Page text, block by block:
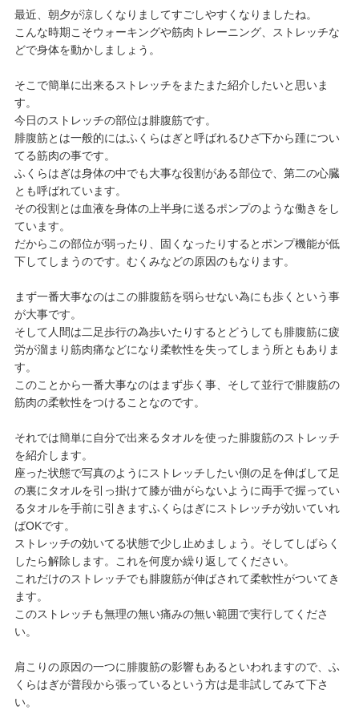
最近、朝夕が涼しくなりましてすごしやすくなりましたね。
こんな時期こそウォーキングや筋肉トレーニング、ストレッチな
どで身体を動かしましょう。
そこで簡単に出来るストレッチをまたまた紹介したいと思いま
す。
今日のストレッチの部位は腓腹筋です。
腓腹筋とは一般的にはふくらはぎと呼ばれるひざ下から踵につい
てる筋肉の事です。
ふくらはぎは身体の中でも大事な役割がある部位で、第二の心臓
とも呼ばれています。
その役割とは血液を身体の上半身に送るポンプのような働きをし
ています。
だからこの部位が弱ったり、固くなったりするとポンプ機能が低
下してしまうのです。むくみなどの原因のもなります。
まず一番大事なのはこの腓腹筋を弱らせない為にも歩くという事
が大事です。
そして人間は二足歩行の為歩いたりするとどうしても腓腹筋に疲
労が溜まり筋肉痛などになり柔軟性を失ってしまう所ともありま
す。
このことから一番大事なのはまず歩く事、そして並行で腓腹筋の
筋肉の柔軟性をつけることなのです。
それでは簡単に自分で出来るタオルを使った腓腹筋のストレッチ
を紹介します。
座った状態で写真のようにストレッチしたい側の足を伸ばして足
の裏にタオルを引っ掛けて膝が曲がらないように両手で握ってい
るタオルを手前に引きますふくらはぎにストレッチが効いていれ
ばOKです。
ストレッチの効いてる状態で少し止めましょう。そしてしばらく
したら解除します。これを何度か繰り返してください。
これだけのストレッチでも腓腹筋が伸ばされて柔軟性がついてき
ます。
このストレッチも無理の無い痛みの無い範囲で実行してくださ
い。
肩こりの原因の一つに腓腹筋の影響もあるといわれますので、ふ
くらはぎが普段から張っているという方は是非試してみて下さ
い。